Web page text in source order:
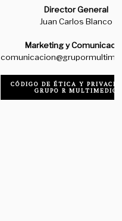
Director General
Juan Carlos Blanco
Marketing y
CÓDIGO DE ÉTICA Y
GRUPO R MULTIMEDIO